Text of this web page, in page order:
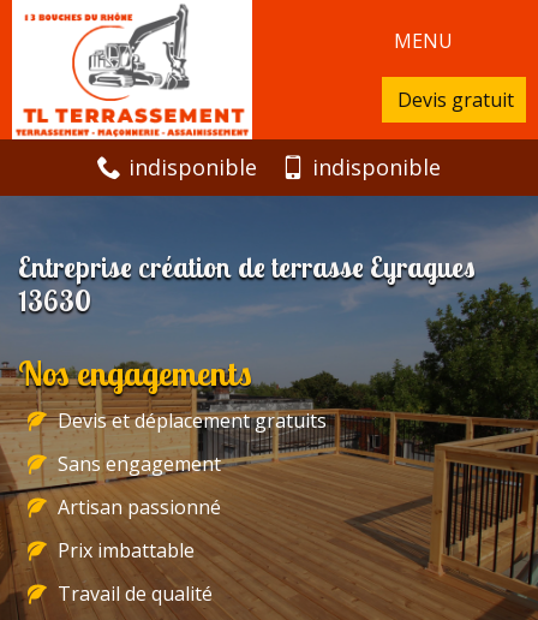
MENU
Devis gratuit
indisponible indisponible
Entreprise création de terrasse Eyragues
13630
Nos engagements
Devis et déplacement gratuits
Sans engagement
Artisan passionné
Prix imbattable
Travail de qualité